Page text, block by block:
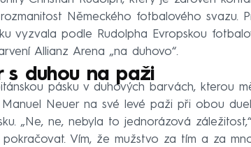
Německého fotbalového svazu.
vyzvala podle Rudolpha Evropskou
Allianz Arena „na duhovo“.
s duhou na paži
pásku v duhových barvách, kterou
Neuer na své levé paži při obou
„Ne, ne, nebyla to jednorázová
pokračovat. Vím, že mužstvo za tím a za